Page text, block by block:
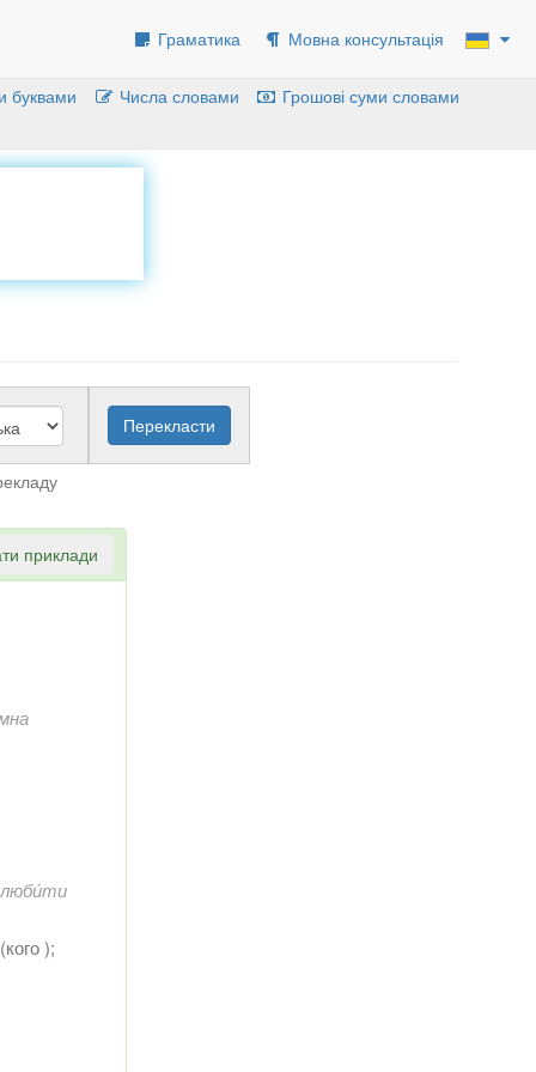
Граматика Мовна консультація
буквами Числа словами
Грошові суми словами
приклади
люби́ти
);